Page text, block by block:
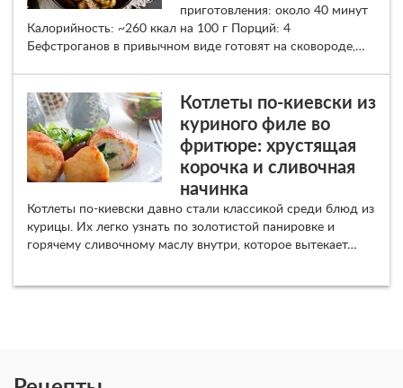
приготовления: около 40 минут
Калорийность: ~260 ккал на 100 г Порций: 4
Бефстроганов в привычном виде готовят на сковороде,…
Котлеты по-киевски из
куриного филе во
фритюре: хрустящая
корочка и сливочная
начинка
Котлеты по-киевски давно стали классикой среди блюд из
курицы. Их легко узнать по золотистой панировке и
горячему сливочному маслу внутри, которое вытекает…